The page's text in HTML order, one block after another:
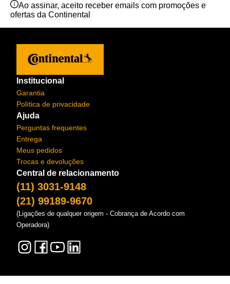
Ao assinar, aceito receber emails com promoções e
ofertas da Continental
Institucional
Garantia
Política de privacidade
Ajuda
Perguntas frequentes
Entrega
Meus pedidos
Trocas e devoluções
Central de relacionamento
(11) 3031-9148
(21) 99189-9670
(Ligações de qualquer origem - Cobrança de Acordo com
Operadora)